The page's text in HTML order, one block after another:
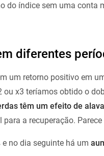
do índice sem uma conta
diferentes
um retorno positivo em
x3 teríamos obtido o
têm um efeito de
a recuperação.
e no dia seguinte há um